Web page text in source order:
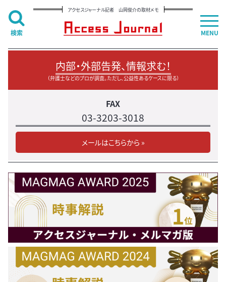
アクセスジャーナル記者 山岡俊介の取材メモ
内部・外部告発、情報求む！
（弁護士などのプロが調査。ただし、公益性あるケースに限る）
FAX
03-3203-3018
メールはこちらから »
MENU
検索